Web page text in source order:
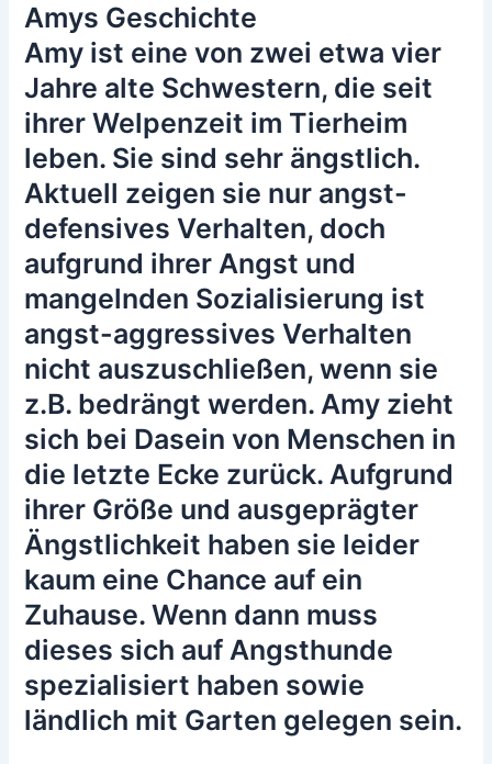
Amys Geschichte
Amy ist eine von zwei etwa vier
Jahre alte Schwestern, die seit
ihrer Welpenzeit im Tierheim
leben. Sie sind sehr ängstlich.
Aktuell zeigen sie nur angst-
defensives Verhalten, doch
aufgrund ihrer Angst und
mangelnden Sozialisierung ist
angst-aggressives Verhalten
nicht auszuschließen, wenn sie
z.B. bedrängt werden. Amy zieht
sich bei Dasein von Menschen in
die letzte Ecke zurück. Aufgrund
ihrer Größe und ausgeprägter
Ängstlichkeit haben sie leider
kaum eine Chance auf ein
Zuhause. Wenn dann muss
dieses sich auf Angsthunde
spezialisiert haben sowie
ländlich mit Garten gelegen sein.